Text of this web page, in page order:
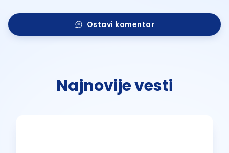
Ostavi komentar
Najnovije vesti